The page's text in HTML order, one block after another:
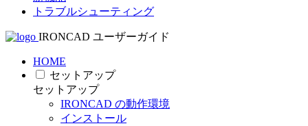
トラブルシューティング
IRONCAD ユーザーガイド
HOME
セットアップ
セットアップ
IRONCAD の動作環境
インストール